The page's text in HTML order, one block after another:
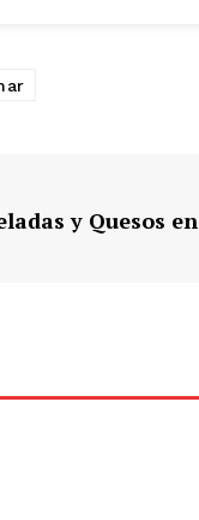
y Quesos en